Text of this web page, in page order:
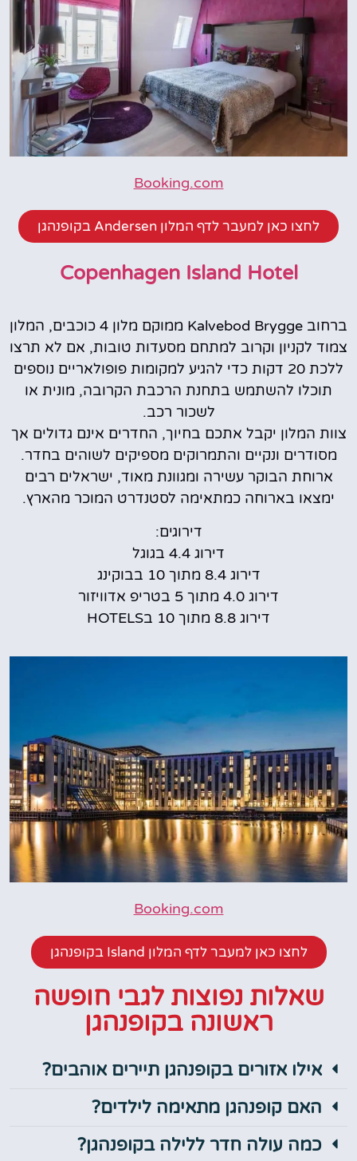
Booking.com
לחצו כאן למעבר לדף המלון Andersen בקופנהגן
Copenhagen Island Hotel
ברחוב Kalvebod Brygge ממוקם מלון 4 כוכבים, המלון
צמוד לקניון וקרוב למתחם מסעדות טובות, אם לא תרצו
ללכת 20 דקות כדי להגיע למקומות פופולאריים נוספים
תוכלו להשתמש בתחנת הרכבת הקרובה, מונית או
לשכור רכב.
צוות המלון יקבל אתכם בחיוך, החדרים אינם גדולים אך
מסודרים ונקיים והתמרוקים מספיקים לשוהים בחדר.
ארוחת הבוקר עשירה ומגוונת מאוד, ישראלים רבים
ימצאו בארוחה כמתאימה לסטנדרט המוכר מהארץ.
דירוגים:
דירוג 4.4 בגוגל
דירוג 8.4 מתוך 10 בבוקינג
דירוג 4.0 מתוך 5 בטריפ אדוויזור
דירוג 8.8 מתוך 10 בHOTELS
Booking.com
לחצו כאן למעבר לדף המלון Island בקופנהגן
שאלות נפוצות לגבי חופשה
ראשונה בקופנהגן
אילו אזורים בקופנהגן תיירים אוהבים?
האם קופנהגן מתאימה לילדים?
כמה עולה חדר ללילה בקופנהגן?